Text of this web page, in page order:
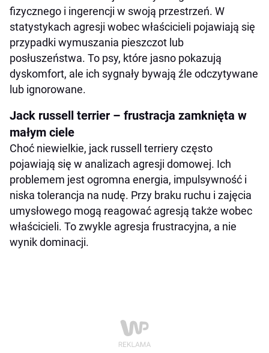
fizycznego i ingerencji w swoją przestrzeń. W
statystykach agresji wobec właścicieli pojawiają się
przypadki wymuszania pieszczot lub
posłuszeństwa. To psy, które jasno pokazują
dyskomfort, ale ich sygnały bywają źle odczytywane
lub ignorowane.
Jack russell terrier – frustracja zamknięta w
małym ciele
Choć niewielkie, jack russell terriery często
pojawiają się w analizach agresji domowej. Ich
problemem jest ogromna energia, impulsywność i
niska tolerancja na nudę. Przy braku ruchu i zajęcia
umysłowego mogą reagować agresją także wobec
właścicieli. To zwykle agresja frustracyjna, a nie
wynik dominacji.